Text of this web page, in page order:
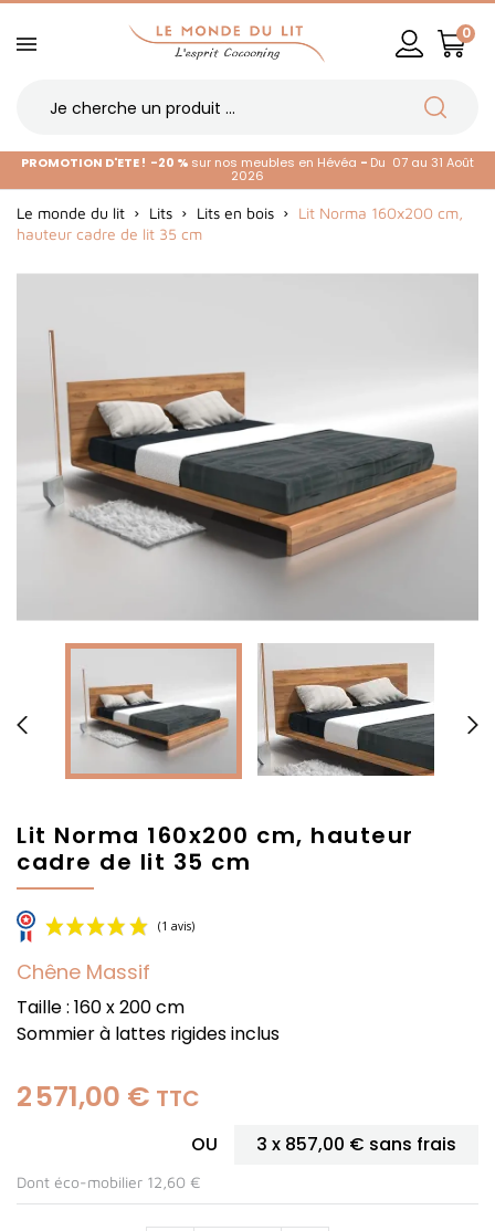
0
PROMOTION D'ETE ! -20 % sur nos meubles en Hévéa - Du 07 au 31 Août
2026
Le monde du lit Lits Lits en bois
Lit Norma 160x200 cm,
hauteur cadre de lit 35 cm
 
Lit Norma 160x200 cm, hauteur
cadre de lit 35 cm
(1 avis)
Chêne Massif
Taille : 160 x 200 cm
Sommier à lattes rigides inclus
2 571,00 € TTC
OU 3 x 857,00 € sans frais
Dont éco-mobilier 12,60 €